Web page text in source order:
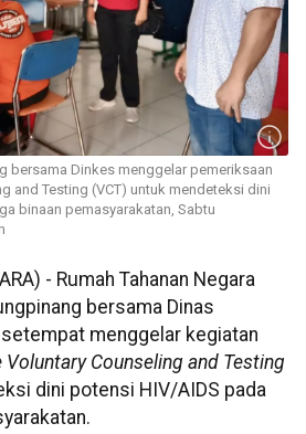
bersama Dinkes menggelar pemeriksaan
and Testing (VCT) untuk mendeteksi dini
binaan pemasyarakatan, Sabtu
- Rumah Tahanan Negara
bersama Dinas
menggelar kegiatan
Counseling and Testing
dini potensi HIV/AIDS pada